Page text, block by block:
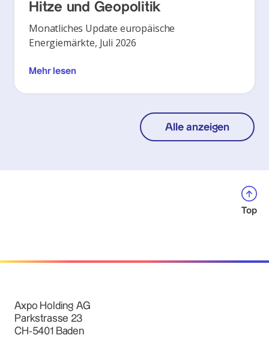
Hitze und Geopolitik
Monatliches Update europäische
Energiemärkte, Juli 2026
Mehr lesen
Alle anzeigen
Top
Axpo Holding AG
Parkstrasse 23
CH-5401 Baden